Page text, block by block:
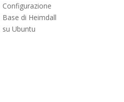
Configurazione
Base di Heimdall
su Ubuntu